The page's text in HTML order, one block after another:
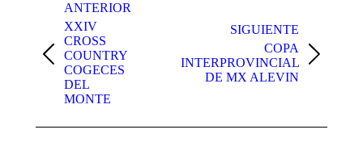
entre
publicaciones
ANTERIOR
Publicación
anterior:
XXIV
CROSS
COUNTRY
COGECES
DEL
MONTE
SIGUIENTE
Publicación
siguiente:
COPA
INTERPROVINCIAL
DE MX ALEVIN